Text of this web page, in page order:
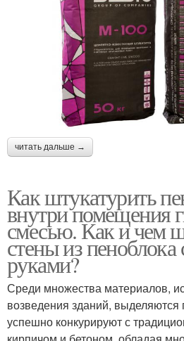
читать дальше →
Как штукатурить
внутри помещения
смесью. Как и чем
стены из
руками?
Среди множества материалов,
возведения зданий, выделяются
успешно конкурируют с